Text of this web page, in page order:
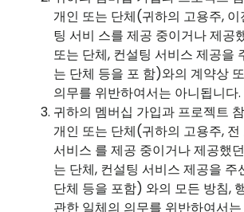
개인 또는 단체(귀하의 고용주, 이
팅 서비 스를 제공 중이거나 제공
또는 단체, 컨설팅 서비스 제공을
는 단체 등을 포 함)와의 계약상
의무를 위반하여서는 아니됩니다.
귀하의 멤버십 가입과 프로젝트
개인 또는 단체(귀하의 고용주, 전
서비스 를 제공 중이거나 제공했
는 단체, 컨설팅 서비스 제공을 주
단체 등을 포함) 와의 모든 방침,
관한 일체의 의무를 위반하여서